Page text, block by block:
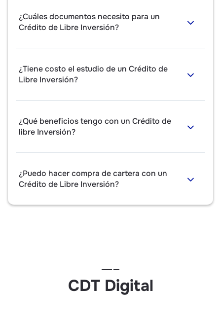
¿Cuáles documentos necesito para un
Crédito de Libre Inversión?
¿Tiene costo el estudio de un Crédito de
Libre Inversión?
¿Qué beneficios tengo con un Crédito de
libre Inversión?
¿Puedo hacer compra de cartera con un
Crédito de Libre Inversión?
CDT Digital